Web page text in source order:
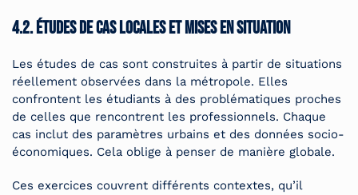
4.2. Études de cas locales et mises en situation
Les études de cas sont construites à partir de situations
réellement observées dans la métropole. Elles
confrontent les étudiants à des problématiques proches
de celles que rencontrent les professionnels. Chaque
cas inclut des paramètres urbains et des données socio-
économiques. Cela oblige à penser de manière globale.
Ces exercices couvrent différents contextes, qu’il